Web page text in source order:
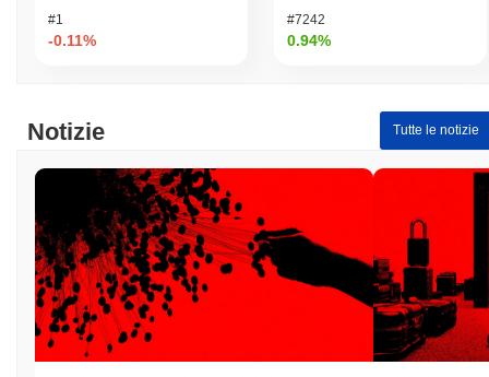
#1
-0.11%
#7242
0.94%
Notizie Tutte le notizie